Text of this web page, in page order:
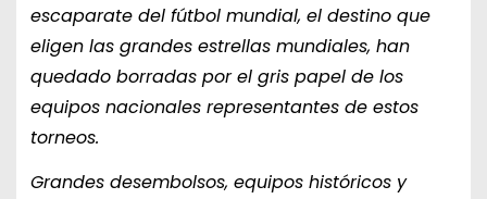
escaparate del fútbol mundial, el destino que
eligen las grandes estrellas mundiales, han
quedado borradas por el gris papel de los
equipos nacionales representantes de estos
torneos.
Grandes desembolsos, equipos históricos y